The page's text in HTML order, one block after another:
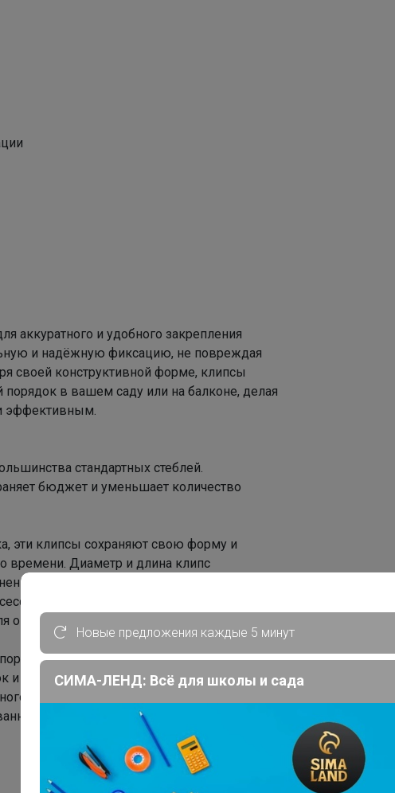
аккуратного и удобного закрепления
и надёжную фиксацию, не повреждая
своей конструктивной форме, клипсы
в вашем саду или на балконе, делая
эффективным.
стандартных стеблей.
бюджет и уменьшает количество
эти клипсы сохраняют свою форму и
времени. Диаметр и длина клипс
и снятия, что значительно ускоряет
станут отличным помощником как
опытных любителей растений.
и направления роста ваших растений. Они
и обеспечат достаточное расстояние между
потока и освещения. Поддержка растений
Новые предложения каждые 5 минут
СИМА-ЛЕНД: Всё для школы и сада